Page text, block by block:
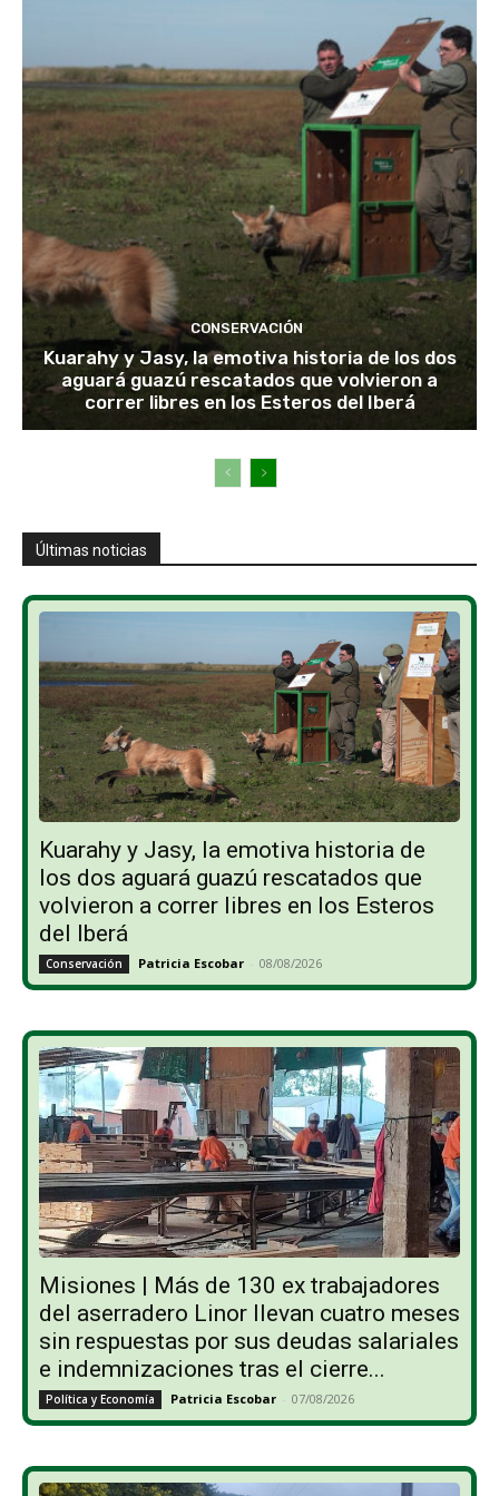
CONSERVACIÓN
Kuarahy y Jasy, la emotiva historia de los dos
aguará guazú rescatados que volvieron a
correr libres en los Esteros del Iberá
Últimas noticias
Kuarahy y Jasy, la emotiva historia de
los dos aguará guazú rescatados que
volvieron a correr libres en los Esteros
del Iberá
Conservación Patricia Escobar - 08/08/2026
Misiones | Más de 130 ex trabajadores
del aserradero Linor llevan cuatro meses
sin respuestas por sus deudas salariales
e indemnizaciones tras el cierre...
Política y Economía Patricia Escobar - 07/08/2026